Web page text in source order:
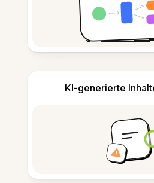
KI-generierte